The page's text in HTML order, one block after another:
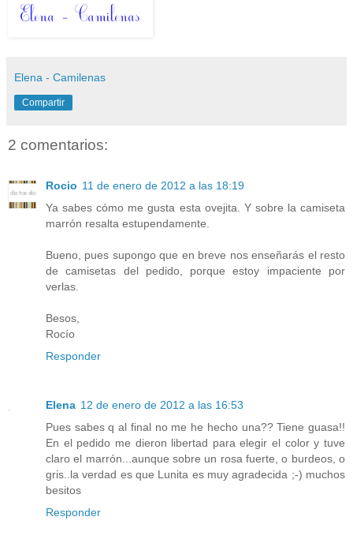
Elena - Camilenas
Compartir
2 comentarios:
Rocio 11 de enero de 2012 a las 18:19
Ya sabes cómo me gusta esta ovejita. Y sobre la camiseta
marrón resalta estupendamente.
Bueno, pues supongo que en breve nos enseñarás el resto
de camisetas del pedido, porque estoy impaciente por
verlas.
Besos,
Rocío
Responder
Elena 12 de enero de 2012 a las 16:53
Pues sabes q al final no me he hecho una?? Tiene guasa!!
En el pedido me dieron libertad para elegir el color y tuve
claro el marrón...aunque sobre un rosa fuerte, o burdeos, o
gris..la verdad es que Lunita es muy agradecida ;-) muchos
besitos
Responder